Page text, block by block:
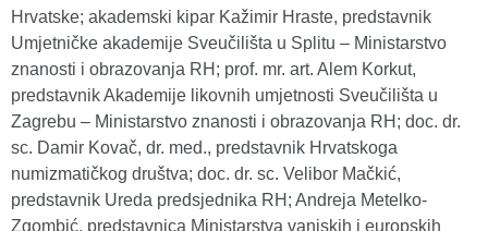
Hrvatske; akademski kipar Kažimir Hraste, predstavnik
Umjetničke akademije Sveučilišta u Splitu – Ministarstvo
znanosti i obrazovanja RH; prof. mr. art. Alem Korkut,
predstavnik Akademije likovnih umjetnosti Sveučilišta u
Zagrebu – Ministarstvo znanosti i obrazovanja RH; doc. dr.
sc. Damir Kovač, dr. med., predstavnik Hrvatskoga
numizmatičkog društva; doc. dr. sc. Velibor Mačkić,
predstavnik Ureda predsjednika RH; Andreja Metelko-
Zgombić, predstavnica Ministarstva vanjskih i europskih